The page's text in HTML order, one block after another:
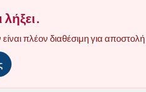
λήξει.
πλέον διαθέσιμη για αποστολή